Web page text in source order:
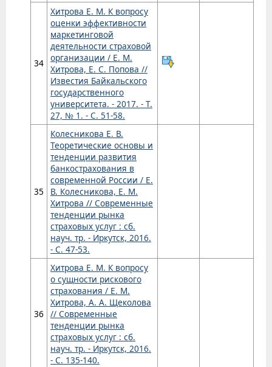
34
Хитрова Е. М. К вопросу
оценки эффективности
маркетинговой
деятельности страховой
организации / Е. М.
Хитрова, Е. С. Попова //
Известия Байкальского
государственного
университета. - 2017. - Т.
27, № 1. - С. 51-58.
35
Колесникова Е. В.
Теоретические основы и
тенденции развития
банкострахования в
современной России / Е.
В. Колесникова, Е. М.
Хитрова // Современные
тенденции рынка
страховых услуг : сб.
науч. тр. - Иркутск, 2016.
- С. 47-53.
36
Хитрова Е. М. К вопросу
о сущности рискового
страхования / Е. М.
Хитрова, А. А. Щеколова
// Современные
тенденции рынка
страховых услуг : сб.
науч. тр. - Иркутск, 2016.
- С. 135-140.